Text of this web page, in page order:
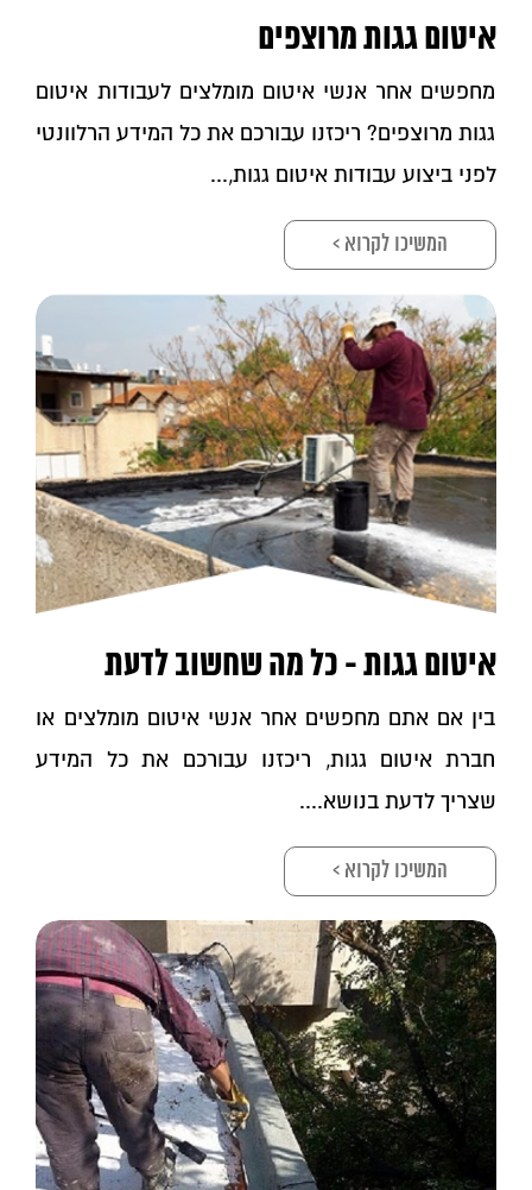
איטום גגות מרוצפים
מחפשים אחר אנשי איטום מומלצים לעבודות איטום
גגות מרוצפים? ריכזנו עבורכם את כל המידע הרלוונטי
לפני ביצוע עבודות איטום גגות,...
המשיכו לקרוא >
איטום גגות - כל מה שחשוב לדעת
בין אם אתם מחפשים אחר אנשי איטום מומלצים או
חברת איטום גגות, ריכזנו עבורכם את כל המידע
שצריך לדעת בנושא....
המשיכו לקרוא >